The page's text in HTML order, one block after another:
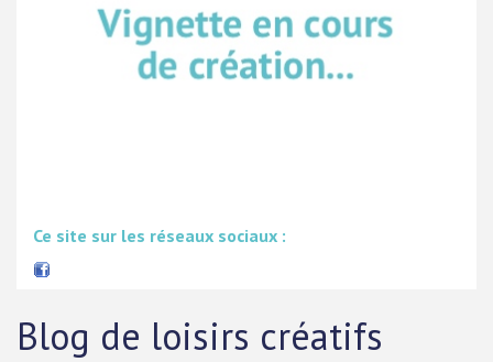
Ce site sur les réseaux sociaux :
Blog de loisirs créatifs